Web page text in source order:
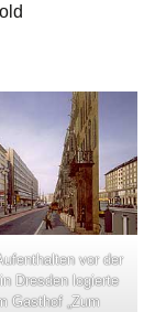
vor der
Dresden logierte
Gasthof „Zum